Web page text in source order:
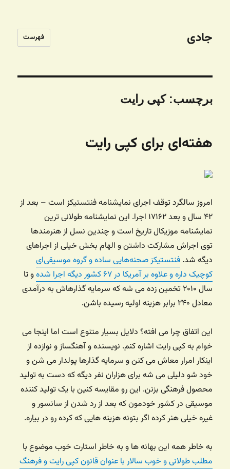
جادی فهرست
برچسب:کپی رایت
هفته‌ای برای کپی رایت
امروز سالگرد توقف اجرای نمایشنامه فنتستیکز است – بعد از
۴۲ سال و بعد ۱۷۱۶۲ اجرا. این نمایشنامه طولانی ترین
نمایشنامه موزیکال تاریخ است و چندین نسل از هنرمندها
توی اجراش مشارکت داشتن و الهام بخش خیلی از اجراهای
دیگه شد.فنتستیکز صحنه‌هایی ساده و گروه موسیقی‌ای
کوچیک داره و علاوه بر آمریکا در ۶۷ کشور دیگه اجرا شده
و تا
سال ۲۰۱۰ تخمین زده می شه که سرمایه گذارهاش به درآمدی
معادل ۲۴۰ برابر هزینه اولیه رسیده باشن.
این اتفاق چرا می افته؟ دلایل بسیار متنوع است اما اینجا می
خوام به کپی رایت اشاره کنم. نویسنده و آهنگساز و نوازده از
اینکار امرار معاش می کنن و سرمایه گذارها پولدار می شن و
خود شو دلیلی می شه برای هزاران نفر دیگه که دست به تولید
محصول فرهنگی بزنن. این رو مقایسه کنین با یک تولید کننده
موسیقی در کشور خودمون که بعد از رد شدن از سانسور و
غیره خیلی هنر کرده اگر بتونه هزینه هایی که کرده رو در بیاره.
به خاطر همه این بهانه ها و به خاطر استارت خوب موضوع با
مطلب طولانی و خوب سالار با عنوان قانون کپی رایت و فرهنگ